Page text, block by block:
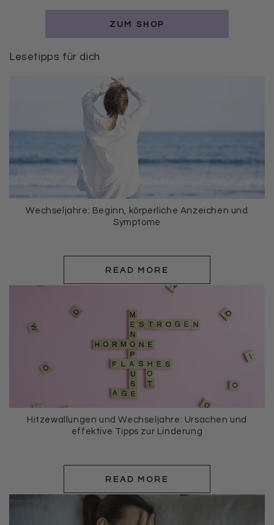
ZUM SHOP
Lesetipps für dich
Wechseljahre: Beginn, körperliche Anzeichen und
Symptome
READ MORE
Hitzewallungen und Wechseljahre: Ursachen und
effektive Tipps zur Linderung
READ MORE